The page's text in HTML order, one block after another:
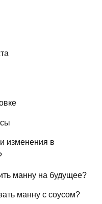
изменения в
манну на будущее?
манну с соусом?